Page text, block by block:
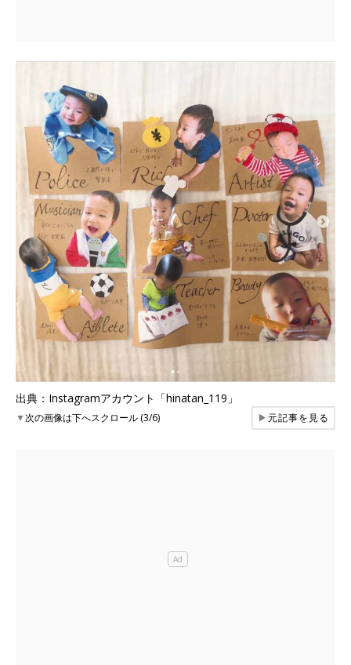
出典：Instagramアカウント「hinatan_119」
▼次の画像は下へスクロール (3/6) ▶元記事を見る